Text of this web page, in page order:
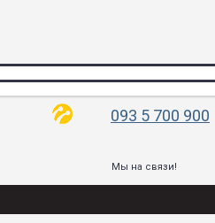
093 5 700 900
Мы на связи!